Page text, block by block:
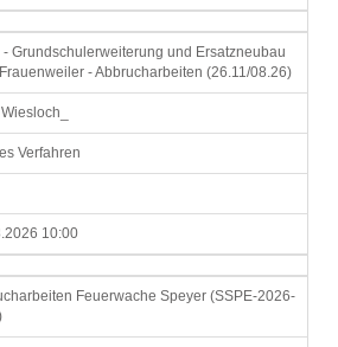
- Grundschulerweiterung und Ersatzneubau
- Abbrucharbeiten (26.11/08.26)
Verfahren
10:00
Feuerwache Speyer (SSPE-2026-